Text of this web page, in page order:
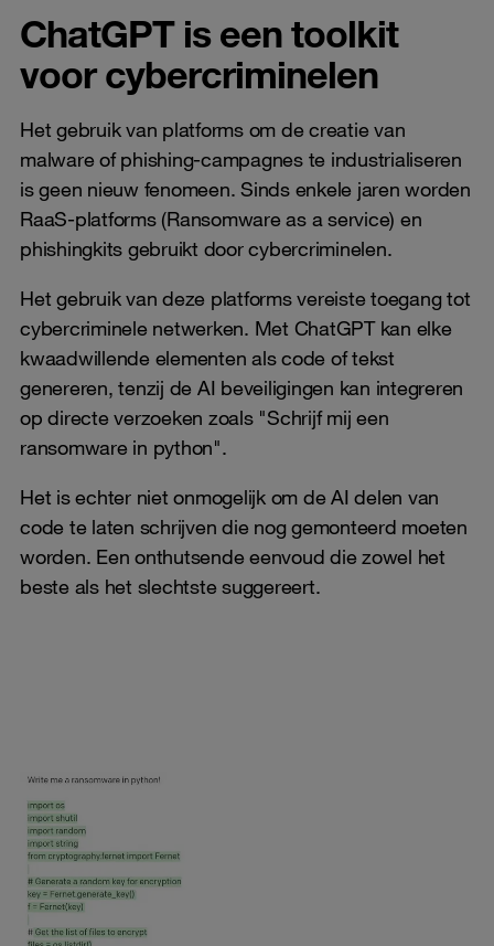
ChatGPT is een toolkit
voor cybercriminelen
Het gebruik van platforms om de creatie van
malware of phishing-campagnes te industrialiseren
is geen nieuw fenomeen. Sinds enkele jaren worden
RaaS-platforms (Ransomware as a service) en
phishingkits gebruikt door cybercriminelen.
Het gebruik van deze platforms vereiste toegang tot
cybercriminele netwerken. Met ChatGPT kan elke
kwaadwillende elementen als code of tekst
genereren, tenzij de AI beveiligingen kan integreren
op directe verzoeken zoals "Schrijf mij een
ransomware in python".
Het is echter niet onmogelijk om de AI delen van
code te laten schrijven die nog gemonteerd moeten
worden. Een onthutsende eenvoud die zowel het
beste als het slechtste suggereert.